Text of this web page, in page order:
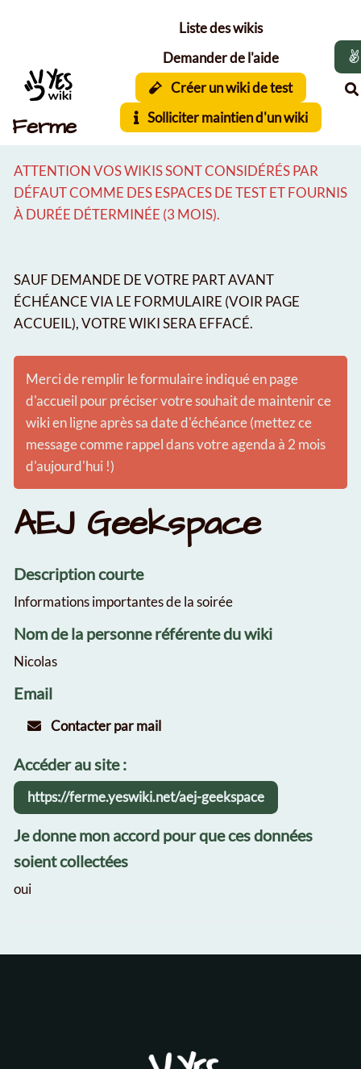
Ferme
Liste des wikis
Demander de l'aide
Créer un wiki de test
Solliciter maintien d'un wiki
ATTENTION VOS WIKIS SONT CONSIDÉRÉS PAR
DÉFAUT COMME DES ESPACES DE TEST ET FOURNIS
À DURÉE DÉTERMINÉE (3 MOIS).
SAUF DEMANDE DE VOTRE PART AVANT
ÉCHÉANCE VIA LE FORMULAIRE (VOIR PAGE
ACCUEIL), VOTRE WIKI SERA EFFACÉ.
Merci de remplir le formulaire indiqué en page
d'accueil pour préciser votre souhait de maintenir ce
wiki en ligne après sa date d'échéance (mettez ce
message comme rappel dans votre agenda à 2 mois
d'aujourd'hui !)
AEJ Geekspace
Description courte
Informations importantes de la soirée
Nom de la personne référente du wiki
Nicolas
Email
Contacter par mail
Accéder au site :
https://ferme.yeswiki.net/aej-geekspace
Je donne mon accord pour que ces données
soient collectées
oui